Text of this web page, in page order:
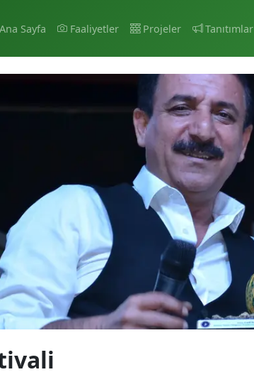
Ana Sayfa Faaliyetler Projeler Tanıtımlar